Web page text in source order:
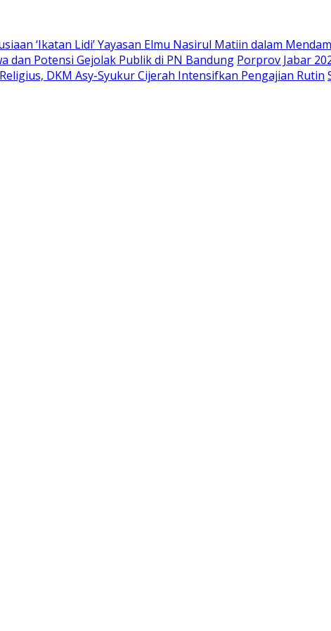
‘Ikatan Lidi’ Yayasan Elmu Nasirul Matiin dalam
dan Potensi Gejolak Publik di PN Bandung Porprov Jabar
DKM Asy-Syukur Cijerah Intensifkan Pengajian Rutin